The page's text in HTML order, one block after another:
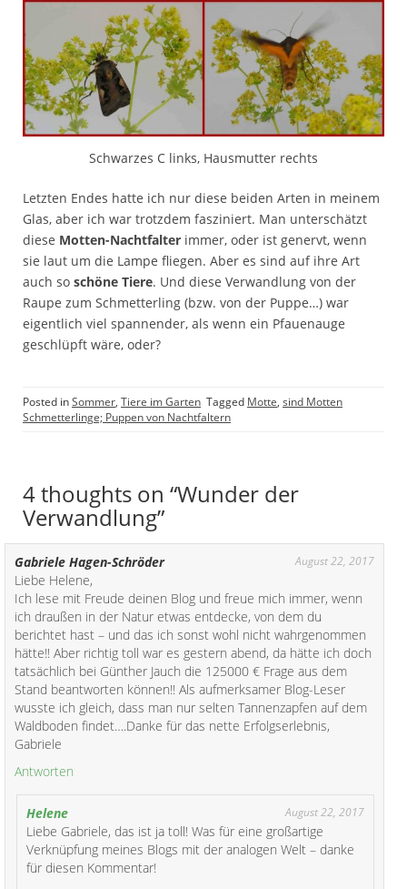
Schwarzes C links, Hausmutter rechts
Letzten Endes hatte ich nur diese beiden Arten in meinem
Glas, aber ich war trotzdem fasziniert. Man unterschätzt
diese Motten-Nachtfalter immer, oder ist genervt, wenn
sie laut um die Lampe fliegen. Aber es sind auf ihre Art
auch so schöne Tiere. Und diese Verwandlung von der
Raupe zum Schmetterling (bzw. von der Puppe…) war
eigentlich viel spannender, als wenn ein Pfauenauge
geschlüpft wäre, oder?
Posted inSommer, Tiere im Garten Tagged Motte, sind Motten
Schmetterlinge; Puppen von Nachtfaltern
4 thoughts on “Wunder der
Verwandlung”
Gabriele Hagen-Schröder August 22, 2017
Liebe Helene,
Ich lese mit Freude deinen Blog und freue mich immer, wenn
ich draußen in der Natur etwas entdecke, von dem du
berichtet hast – und das ich sonst wohl nicht wahrgenommen
hätte!! Aber richtig toll war es gestern abend, da hätte ich doch
tatsächlich bei Günther Jauch die 125000 € Frage aus dem
Stand beantworten können!! Als aufmerksamer Blog-Leser
wusste ich gleich, dass man nur selten Tannenzapfen auf dem
Waldboden findet….Danke für das nette Erfolgserlebnis,
Gabriele
Antworten
Helene August 22, 2017
Liebe Gabriele, das ist ja toll! Was für eine großartige
Verknüpfung meines Blogs mit der analogen Welt – danke
für diesen Kommentar!